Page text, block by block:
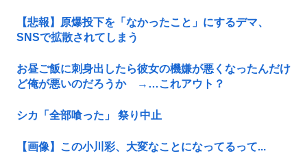
【悲報】原爆投下を「なかったこと」にするデマ、
SNSで拡散されてしまう
お昼ご飯に刺身出したら彼女の機嫌が悪くなったんだけ
ど俺が悪いのだろうか →…これアウト？
シカ「全部喰った」 祭り中止
【画像】この小川彩、大変なことになってるって...